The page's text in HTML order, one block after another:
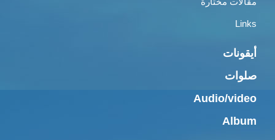
Links
أيقونات
صلوات
Audio/video
Album